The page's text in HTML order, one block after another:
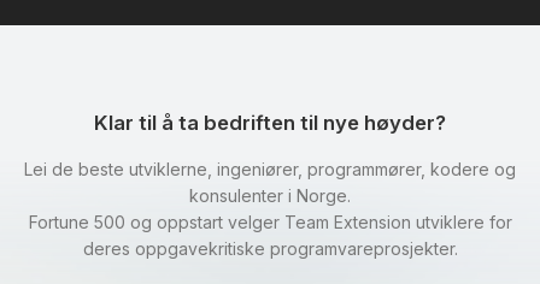
Klar til å ta bedriften til nye høyder?
Lei de beste utviklerne, ingeniører, programmører, kodere og
konsulenter i Norge.
Fortune 500 og oppstart velger Team Extension utviklere for
deres oppgavekritiske programvareprosjekter.